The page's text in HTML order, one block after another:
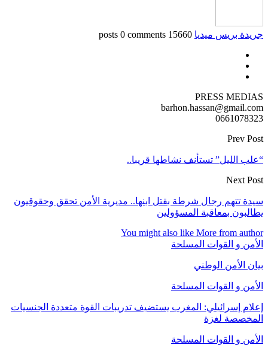
جريدة بريس ميديا 15660 posts
0 comments
PRESS MEDIAS
barhon.hassan@gmail.com
0661078323
Prev Post
“علب الليل” تستأنف نشاطها قريبا..
Next Post
سيدة تتهم رجال شرطة بقتل ابنها.. مديرية الأمن تحقق وحقوقيون
يطالبون بمعاقبة المسؤولين
You might also like More from author
الأمن و القوات المسلحة
بيان الأمن الوطني
الأمن و القوات المسلحة
إعلام إسرائيلي: المغرب يستضيف تدريبات القوة متعددة الجنسيات
المخصصة لغزة
الأمن و القوات المسلحة